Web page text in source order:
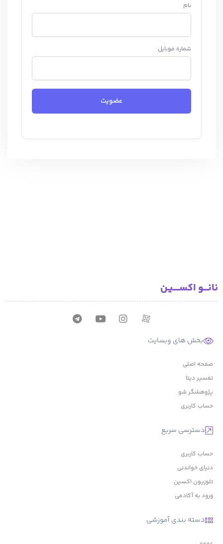
نام
شماره موبایل
عضویت
نانـــو اکســــیـن
بخش های وبسایت
صفحه اصلی
تفسیر دیتا
پژوهشگر شو
حساب کاربری
دسترسی سریع
حساب کاربری
دنیای خواندنی
تلوزیون اکسین
ورود به آکادمی
دسته بندی آموزشی